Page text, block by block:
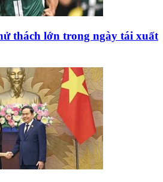
thách lớn trong ngày tái xuất